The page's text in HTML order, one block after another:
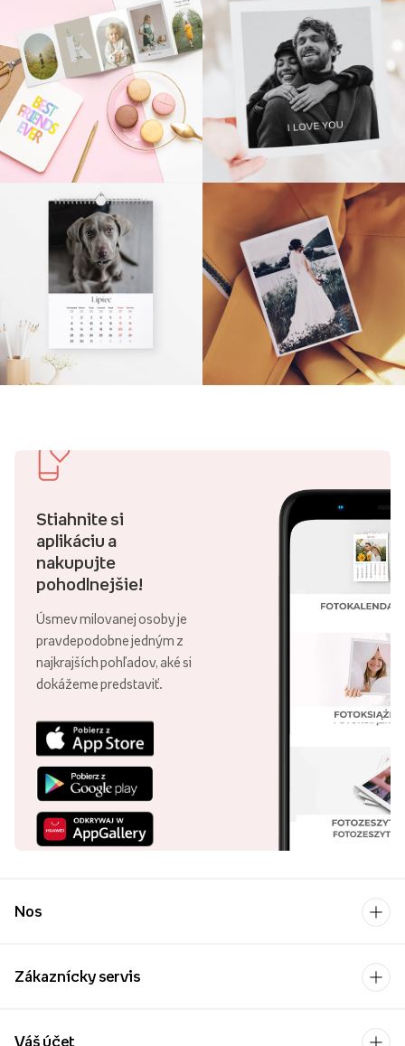
Stiahnite si
aplikáciu a
nakupujte
pohodlnejšie!
Úsmev milovanej osoby je
pravdepodobne jedným z
najkrajších pohľadov, aké si
dokážeme predstaviť.
Nos
Zákaznícky servis
Váš účet